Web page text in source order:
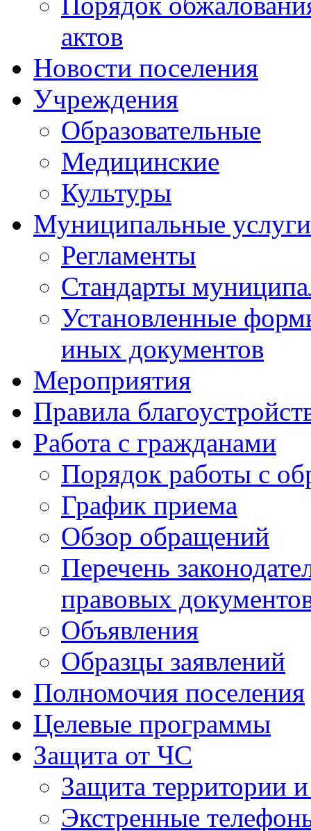
актов
Новости поселения
Учреждения
Образовательные
Медицинские
Культуры
Муниципальные услуги
Регламенты
Стандарты
Установленные
иных документов
Мероприятия
Правила
Работа с гражданами
Порядок работы с
График приема
Обзор обращений
Перечень
правовых
Объявления
Образцы заявлений
Полномочия поселения
Целевые программы
Защита от ЧС
Защита территории
Экстренные